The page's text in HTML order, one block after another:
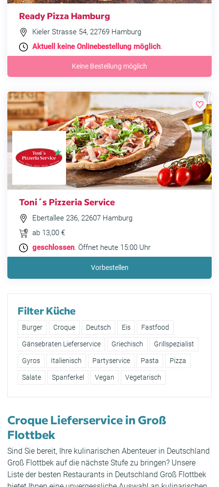
Ready Pizza Hamburg
Kieler Strasse 54, 22769 Hamburg
Aktuell keine Onlinebestellung möglich.
Keine Bestellung möglich
Toni´s Pizzeria Service
Ebertallee 236, 22607 Hamburg
ab 13,00 €
geschlossen. Öffnet heute 15:00 Uhr
Vorbestellen
Filter Küche
Burger Croque Deutsch Eis Fastfood
Gänsebraten Lieferservice Griechisch Grillspezialist
Gyros Italienisch Partyservice Pasta Pizza
Salate Spanferkel Vegan Vegetarisch
Croque Lieferservice in Groß
Flottbek
Sind Sie bereit, Ihre kulinarischen Abenteuer in Deutschland
Groß Flottbek auf die nächste Stufe zu bringen? Unsere
Liste der besten Restaurants in Deutschland Groß Flottbek